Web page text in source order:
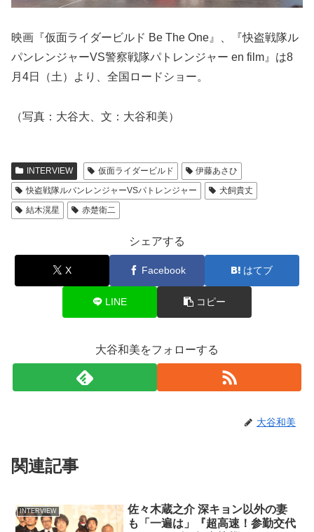
映画『仮面ライダービルド Be The One』、『快盗戦隊ル
パンレンジャーVS警察戦隊パトレンジャー en film』は8
月4日（土）より、全国ロードショー。
（写真：大谷大、文：大谷和美）
INTERVIEW 仮面ライダービルド
伊藤あさひ
快盗戦隊ルパンレンジャーVSパトレンジャー
犬飼貴丈
結木滉星
赤楚衛二
シェアする
X Facebook はてブ
LINE コピー
大谷和美をフォローする
大谷和美
関連記事
INTERVIEW
佐々木蔵之介 深キョン以外の妻
も「一遍は」『超高速！参勤交代